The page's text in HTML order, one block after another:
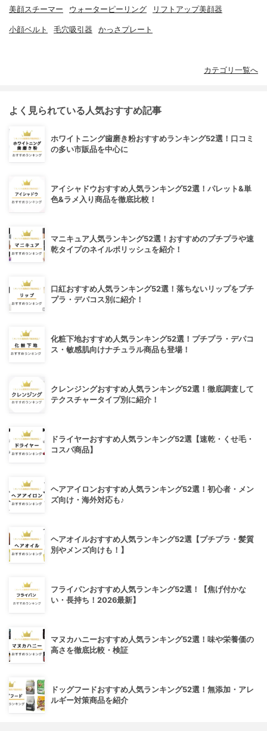
美顔スチーマー ウォーターピーリング リフトアップ美顔器
小顔ベルト 毛穴吸引器 かっさプレート
カテゴリ一覧へ
よく見られている人気おすすめ記事
ホワイトニング歯磨き粉おすすめランキング52選！口コミ
の多い市販品を中心に
アイシャドウおすすめ人気ランキング52選！パレット&単
色&ラメ入り商品を徹底比較！
マニキュア人気ランキング52選！おすすめのプチプラや速
乾タイプのネイルポリッシュを紹介！
口紅おすすめ人気ランキング52選！落ちないリップをプチ
プラ・デパコス別に紹介！
化粧下地おすすめ人気ランキング52選！プチプラ・デパコ
ス・敏感肌向けナチュラル商品も登場！
クレンジングおすすめ人気ランキング52選！徹底調査して
テクスチャータイプ別に紹介！
ドライヤーおすすめ人気ランキング52選【速乾・くせ毛・
コスパ商品】
ヘアアイロンおすすめ人気ランキング52選！初心者・メン
ズ向け・海外対応も♪
ヘアオイルおすすめ人気ランキング52選【プチプラ・髪質
別やメンズ向けも！】
フライパンおすすめ人気ランキング52選！【焦げ付かな
い・長持ち！2026最新】
マヌカハニーおすすめ人気ランキング52選！味や栄養価の
高さを徹底比較・検証
ドッグフードおすすめ人気ランキング52選！無添加・アレ
ルギー対策商品を紹介